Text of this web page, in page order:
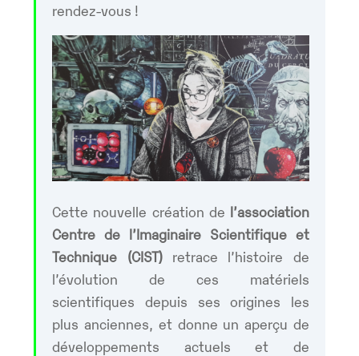
rendez-vous !
Cette nouvelle création de l’association
Centre de l’Imaginaire Scientifique et
Technique (CIST)retrace l’histoire de
l’évolution de ces matériels
scientifiques depuis ses origines les
plus anciennes, et donne un aperçu de
développements actuels et de